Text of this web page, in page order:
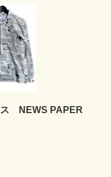
NEWS PAPER